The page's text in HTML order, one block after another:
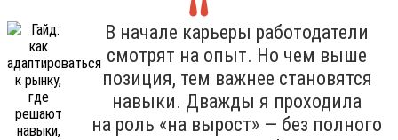
В начале карьеры работодатели
смотрят на опыт. Но чем выше
позиция, тем важнее становятся
навыки. Дважды я проходила
на роль «на вырост» — без полного